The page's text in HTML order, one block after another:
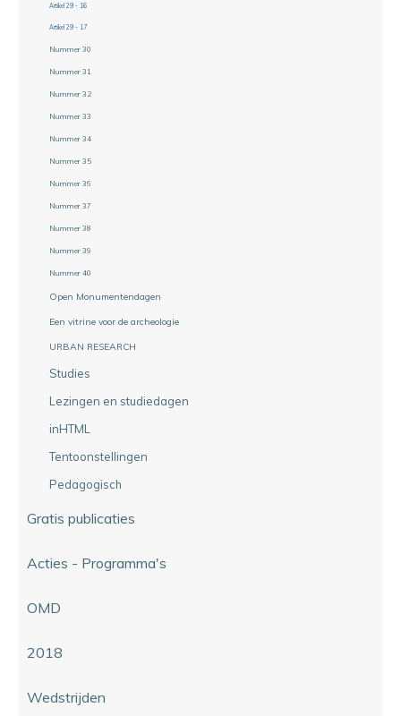
Artikel 29 - 16
Artikel 29 - 17
Nummer 30
Nummer 31
Nummer 32
Nummer 33
Nummer 34
Nummer 35
Nummer 36
Nummer 37
Nummer 38
Nummer 39
Nummer 40
Open Monumentendagen
Een vitrine voor de archeologie
URBAN RESEARCH
Studies
Lezingen en studiedagen
inHTML
Tentoonstellingen
Pedagogisch
Gratis publicaties
Acties - Programma's
OMD
2018
Wedstrijden